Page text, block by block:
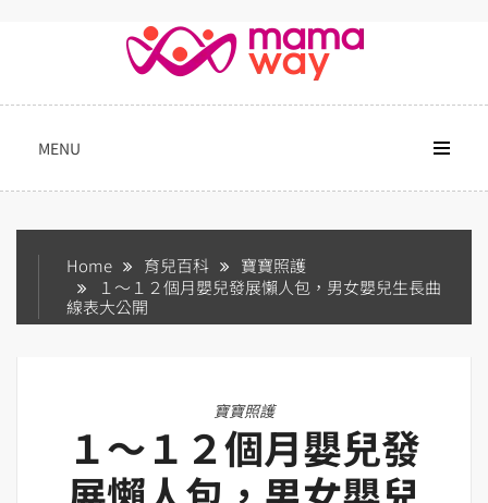
MENU
Home 育兒百科
寶寶照護
１～１２個月嬰兒發展懶人包，男女嬰兒生長曲
線表大公開
寶寶照護
１～１２個月嬰兒發